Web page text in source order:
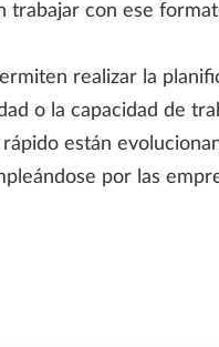
trabajar con ese
realizar la
o la capacidad de
están
por las